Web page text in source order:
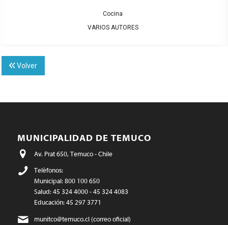
Cocina
VARIOS AUTORES
Volver
MUNICIPALIDAD DE TEMUCO
Av. Prat 650, Temuco - Chile
Teléfonos:
Municipal: 800 100 650
Salud: 45 324 4000 - 45 324 4083
Educación: 45 297 3771
munitco@temuco.cl(correo oficial)